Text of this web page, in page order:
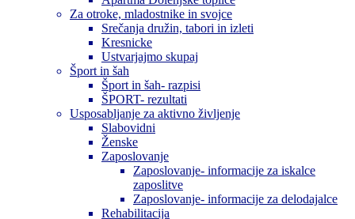
Za otroke, mladostnike in svojce
Srečanja družin, tabori in izleti
Kresnicke
Ustvarjajmo skupaj
Šport in šah
Šport in šah- razpisi
ŠPORT- rezultati
Usposabljanje za aktivno življenje
Slabovidni
Ženske
Zaposlovanje
Zaposlovanje- informacije za iskalce
zaposlitve
Zaposlovanje- informacije za delodajalce
Rehabilitacija